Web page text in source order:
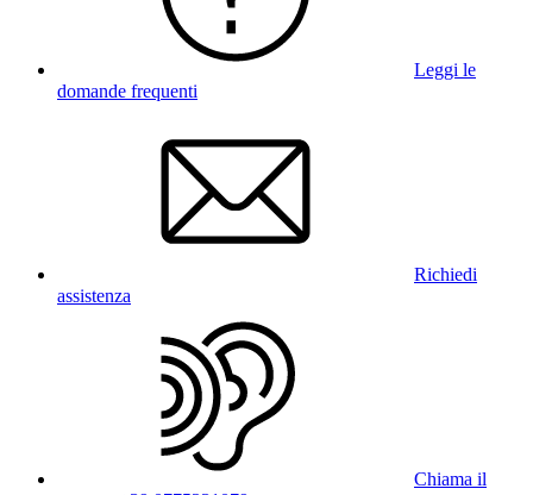
Leggi le
domande frequenti
Richiedi
assistenza
Chiama il